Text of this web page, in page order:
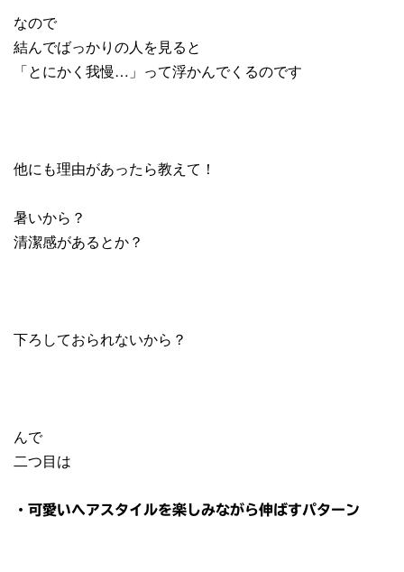
なので
結んでばっかりの人を見ると
「とにかく我慢…」って浮かんでくるのです
他にも理由があったら教えて！
暑いから？
清潔感があるとか？
下ろしておられないから？
んで
二つ目は
・可愛いヘアスタイルを楽しみながら伸ばすパターン